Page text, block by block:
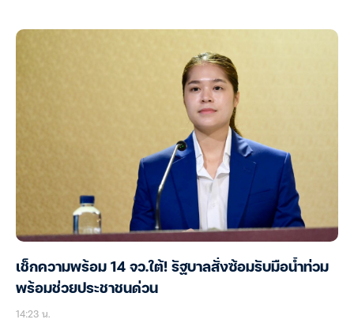
เช็กความพร้อม 14 จว.ใต้! รัฐบาลสั่งซ้อมรับมือน้ำท่วม
พร้อมช่วยประชาชนด่วน
14:23 น.